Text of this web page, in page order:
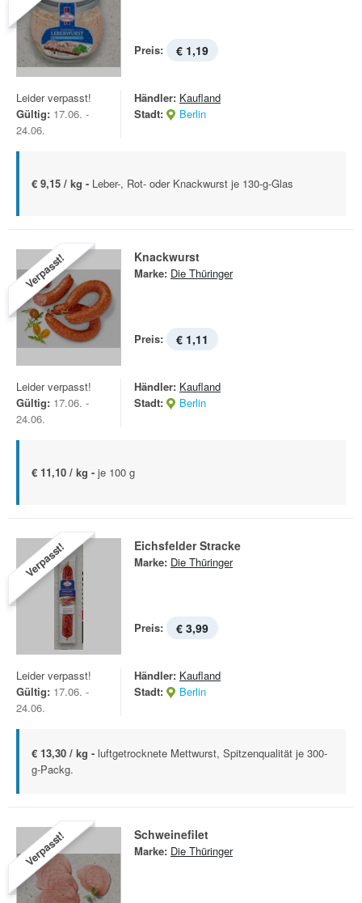
Preis: € 1,19
Leider verpasst!
Gültig: 17.06. -
24.06.
Händler: Kaufland
Stadt:
Berlin
€ 9,15 / kg - Leber-, Rot- oder Knackwurst je 130-g-Glas
Verpasst! Knackwurst
Marke: Die Thüringer
Preis: € 1,11
Leider verpasst!
Gültig: 17.06. -
24.06.
Händler: Kaufland
Stadt:
Berlin
€ 11,10 / kg - je 100 g
Verpasst! Eichsfelder Stracke
Marke: Die Thüringer
Preis: € 3,99
Leider verpasst!
Gültig: 17.06. -
24.06.
Händler: Kaufland
Stadt:
Berlin
€ 13,30 / kg - luftgetrocknete Mettwurst, Spitzenqualität je 300-
g-Packg.
Verpasst! Schweinefilet
Marke: Die Thüringer